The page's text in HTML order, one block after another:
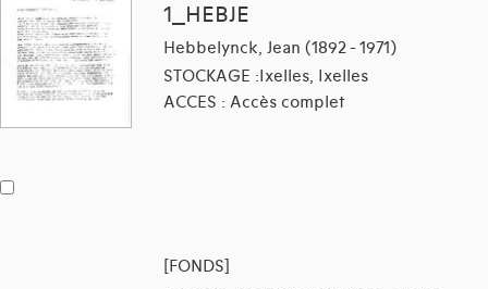
1_HEBJE
Hebbelynck, Jean (1892 - 1971)
STOCKAGE :Ixelles, Ixelles
ACCES : Accès complet
[FONDS]